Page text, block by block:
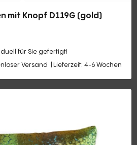
mit Knopf D119G (gold)
für Sie gefertigt!
Versand Lieferzeit: 4-6 Wochen